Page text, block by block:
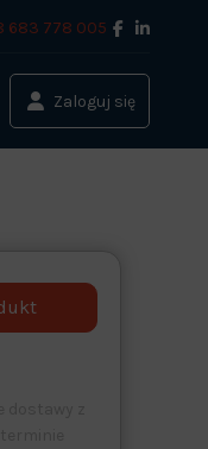
683 778 005
Zaloguj się